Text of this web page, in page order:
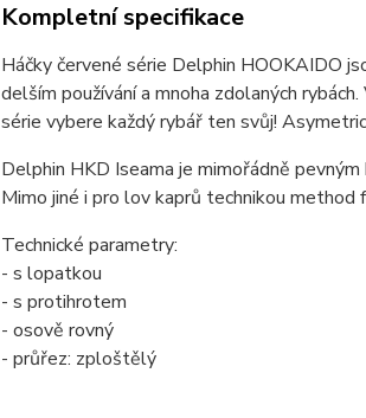
Kompletní specifikace
Háčky červené série Delphin HOOKAIDO
delším používání a mnoha zdolaných
série vybere každý rybář ten svůj!
Delphin HKD Iseama je mimořádně
Mimo jiné i pro lov kaprů technikou
Technické parametry:
- s lopatkou
- s protihrotem
- osově rovný
- průřez: zploštělý